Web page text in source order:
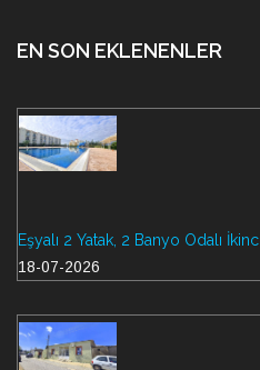
EN SON EKLENENLER
Eşyalı 2 Yatak, 2 Banyo Odalı İkinc
18-07-2026